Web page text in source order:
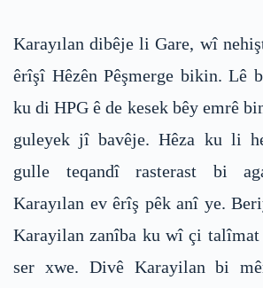
Karayılan dibêje li Gare, wî
êrîşî Hêzên Pêşmerge bikin. Lê
ku di HPG ê de kesek bêy emrê
guleyek jî bavêje. Hêza ku li
gulle teqandî rasterast bi
Karayılan ev êrîş pêk anî ye.
Karayilan zanîba ku wî çi
ser xwe. Divê Karayilan bi